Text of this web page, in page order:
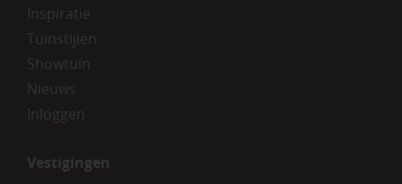
Inspiratie
Tuinstijlen
Showtuin
Nieuws
Inloggen
Vestigingen